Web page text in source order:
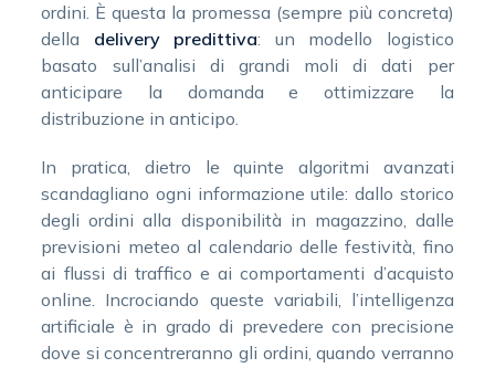
ordini. È questa la promessa (sempre più concreta)
della delivery predittiva: un modello logistico
basato sull’analisi di grandi moli di dati per
anticipare la domanda e ottimizzare la
distribuzione in anticipo.
In pratica, dietro le quinte algoritmi avanzati
scandagliano ogni informazione utile: dallo storico
degli ordini alla disponibilità in magazzino, dalle
previsioni meteo al calendario delle festività, fino
ai flussi di traffico e ai comportamenti d’acquisto
online. Incrociando queste variabili, l’intelligenza
artificiale è in grado di prevedere con precisione
dove si concentreranno gli ordini, quando verranno